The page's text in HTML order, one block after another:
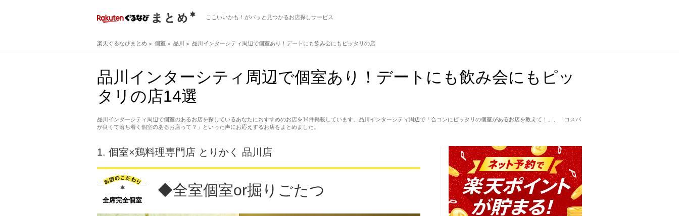
ここいいかも！がパッと見つかるお店探しサービス
楽天ぐるなびまとめ 個室 品川 品川インターシティ周辺で個室あり！デートにも飲み会にもピッタリの店
品川インターシティ周辺で個室あり！デートにも飲み会にもピッ
タリの店14選
品川インターシティ周辺で個室のあるお店を探しているあなたにおすすめのお店を14件掲載しています。品川インターシティ周辺で「合コンにピッタリの個室があるお店を教えて！」、「コスパ
が良くて落ち着く個室のあるお店って？」といった声にお応えするお店をまとめました。
1. 個室×鶏料理専門店 とりかく 品川店
全席完全個室
◆全室個室or掘りごたつ